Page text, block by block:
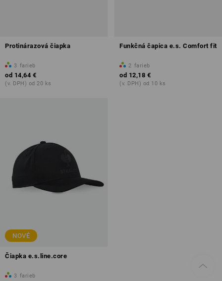
Protinárazová čiapka
3 farieb
od 14,64 €
(v. DPH) od 20 ks
Funkčná čapica e.s. Comfort fit
2 farieb
od 12,18 €
(v. DPH) od 10 ks
NOVÉ
Čiapka e.s.line.core
3 farieb